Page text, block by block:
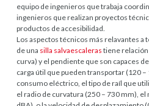
equipo de ingenieros que trabaja
ingenieros que realizan proyectos
productos de accesibilidad.
Los aspectos técnicos más relavantes a
de una silla salvaescaleras tiene
curva) y el pendiente que son capaces
carga útil que pueden transportar (120 –
consumo eléctrico, el tipo de raíl que
el radio de curvatura (250 – 730 mm),